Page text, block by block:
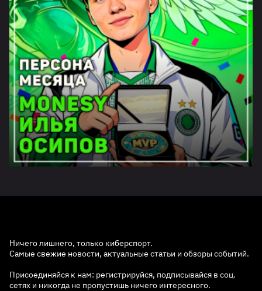
Ничего лишнего, только киберспорт.
Самые свежие новости, актуальные статьи и обзоры событий.
Присоединяйся к нам: регистрируйся, подписывайся в соц.
сетях и никогда не пропустишь ничего интересного.